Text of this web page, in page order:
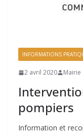
INFORMATIONS
2 avril 2020 Mairie
pompiers
Information et